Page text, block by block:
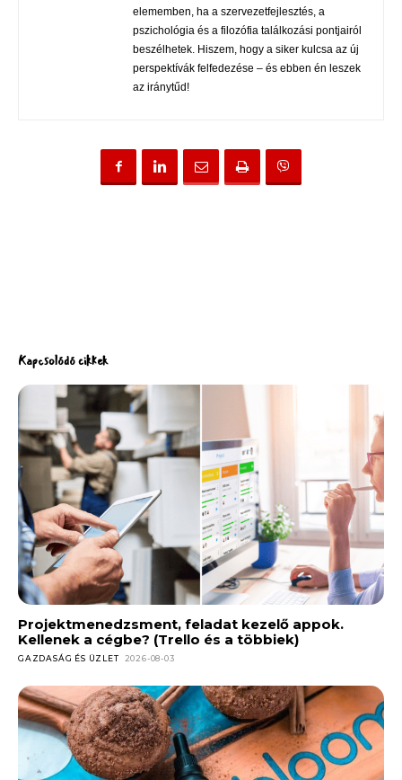
elememben, ha a szervezetfejlesztés, a
pszichológia és a filozófia találkozási pontjairól
beszélhetek. Hiszem, hogy a siker kulcsa az új
perspektívák felfedezése – és ebben én leszek
az iránytűd!
Kapcsolódó cikkek
Projektmenedzsment, feladat kezelő appok.
Kellenek a cégbe? (Trello és a többiek)
GAZDASÁG ÉS ÜZLET 2026-08-03